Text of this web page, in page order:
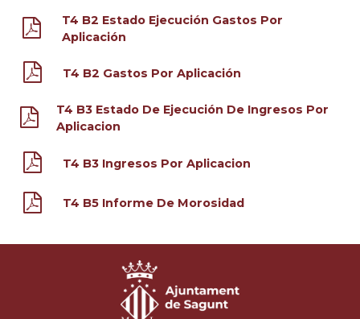
T4 B2 Estado Ejecución Gastos Por
Aplicación
T4 B2 Gastos Por Aplicación
T4 B3 Estado De Ejecución De Ingresos Por
Aplicacion
T4 B3 Ingresos Por Aplicacion
T4 B5 Informe De Morosidad